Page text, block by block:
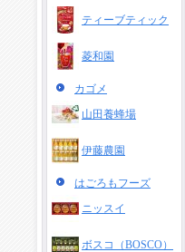
ティーブティック
菱和園
カゴメ
山田養蜂場
伊藤農園
はごろもフーズ
ニッスイ
ボスコ（BOSCO）